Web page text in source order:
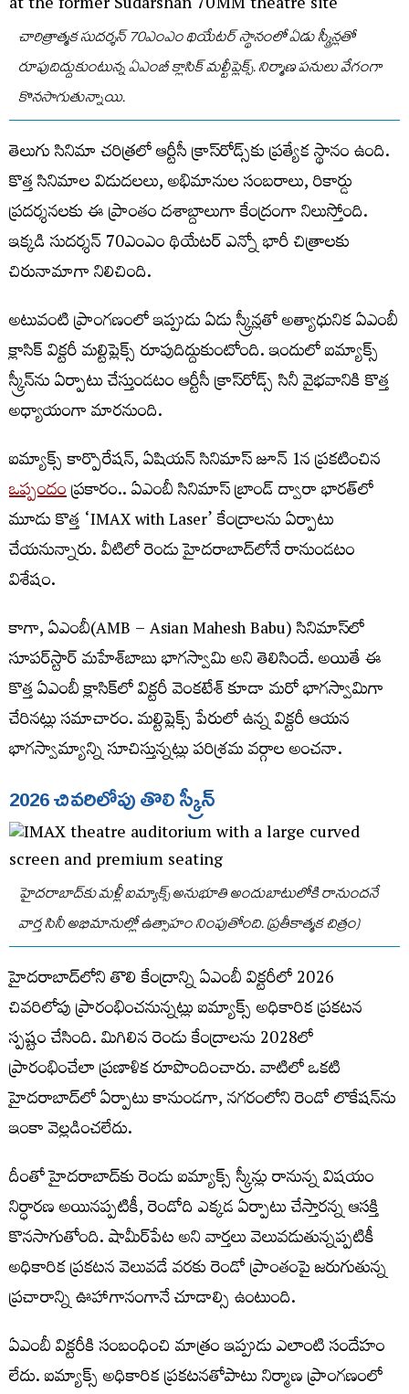
చారిత్రాత్మక సుదర్శన్‌ 70ఎంఎం థియేటర్‌ స్థానంలో ఏడు స్క్రీన్లతో
రూపుదిద్దుకుంటున్న ఏఎంబీ క్లాసిక్‌ మల్టీప్లెక్స్‌. నిర్మాణ పనులు వేగంగా
కొనసాగుతున్నాయి.
తెలుగు సినిమా చరిత్రలో ఆర్టీసీ క్రాస్‌రోడ్స్‌కు ప్రత్యేక స్థానం ఉంది.
కొత్త సినిమాల విడుదలలు, అభిమానుల సంబరాలు, రికార్డు
ప్రదర్శనలకు ఈ ప్రాంతం దశాబ్దాలుగా కేంద్రంగా నిలుస్తోంది.
ఇక్కడి సుదర్శన్‌ 70ఎంఎం థియేటర్‌ ఎన్నో భారీ చిత్రాలకు
చిరునామాగా నిలిచింది.
అటువంటి ప్రాంగణంలో ఇప్పుడు ఏడు స్క్రీన్లతో అత్యాధునిక ఏఎంబీ
క్లాసిక్‌ విక్టరీ మల్టిప్లెక్స్‌ రూపుదిద్దుకుంటోంది. ఇందులో ఐమ్యాక్స్‌
స్క్రీన్‌ను ఏర్పాటు చేస్తుండటం ఆర్టీసీ క్రాస్‌రోడ్స్‌ సినీ వైభవానికి కొత్త
అధ్యాయంగా మారనుంది.
ఐమ్యాక్స్‌ కార్పొరేషన్‌, ఏషియన్‌ సినిమాస్‌ జూన్‌ 1న ప్రకటించిన
ఒప్పందంప్రకారం.. ఏఎంబీ సినిమాస్‌ బ్రాండ్‌ ద్వారా భారత్‌లో
మూడు కొత్త ‘IMAX with Laser’ కేంద్రాలను ఏర్పాటు
చేయనున్నారు. వీటిలో రెండు హైదరాబాద్‌లోనే రానుండటం
విశేషం.
కాగా, ఏఎంబీ(AMB – Asian Mahesh Babu) సినిమాస్​లో
సూపర్​స్టార్​ మహేశ్​బాబు భాగస్వామి అని తెలిసిందే. అయితే ఈ
కొత్త ఏఎంబీ క్లాసిక్​లో విక్టరీ వెంకటేశ్​ కూడా మరో భాగస్వామిగా
చేరినట్లు సమాచారం. మల్టిప్లెక్స్​ పేరులో ఉన్న విక్టరీ ఆయన
భాగస్వామ్యాన్ని సూచిస్తున్నట్లు పరిశ్రమ వర్గాల అంచనా.
2026 చివరిలోపు తొలి స్క్రీన్‌
హైదరాబాద్‌కు మళ్లీ ఐమ్యాక్స్‌ అనుభూతి అందుబాటులోకి రానుందనే
వార్త సినీ అభిమానుల్లో ఉత్సాహం నింపుతోంది. (ప్రతీకాత్మక చిత్రం)
హైదరాబాద్‌లోని తొలి కేంద్రాన్ని ఏఎంబీ విక్టరీలో 2026
చివరిలోపు ప్రారంభించనున్నట్లు ఐమ్యాక్స్‌ అధికారిక ప్రకటన
స్పష్టం చేసింది. మిగిలిన రెండు కేంద్రాలను 2028లో
ప్రారంభించేలా ప్రణాళిక రూపొందించారు. వాటిలో ఒకటి
హైదరాబాద్‌లో ఏర్పాటు కానుండగా, నగరంలోని రెండో లొకేషన్‌ను
ఇంకా వెల్లడించలేదు.
దీంతో హైదరాబాద్‌కు రెండు ఐమ్యాక్స్‌ స్క్రీన్లు రానున్న విషయం
నిర్ధారణ అయినప్పటికీ, రెండోది ఎక్కడ ఏర్పాటు చేస్తారన్న ఆసక్తి
కొనసాగుతోంది. షామీర్​పేట అని వార్తలు వెలువడుతున్నప్పటికీ
అధికారిక ప్రకటన వెలువడే వరకు రెండో ప్రాంతంపై జరుగుతున్న
ప్రచారాన్ని ఊహాగానంగానే చూడాల్సి ఉంటుంది.
ఏఎంబీ విక్టరీకి సంబంధించి మాత్రం ఇప్పుడు ఎలాంటి సందేహం
లేదు. ఐమ్యాక్స్‌ అధికారిక ప్రకటనతోపాటు నిర్మాణ ప్రాంగణంలో